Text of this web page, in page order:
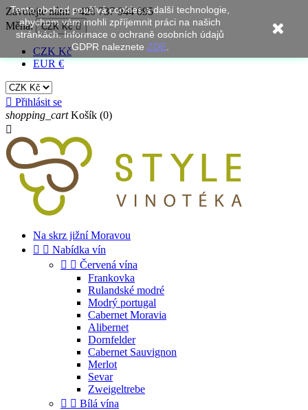
Zavolejte nám: +420 737 944 095
Měna:
CZK Kč 
CZK Kč
EUR €
 Přihlásit se
shopping_cart Košík (0)

Na skrz jižní Moravou
  Nabídka vín
  Červená vína
Frankovka
Rulandské modré
Modrý portugal
Cabernet Moravia
Alibernet
Dornfelder
Cabernet Sauvignon
Merlot
Sevar
Zweigeltrebe
  Bílá vína
Tento obchod používá cookies a další technologie,
abychom vám mohli zpříjemnit práci na našich
stránkách. Informace o ochraně osobních údajů
GDPR naleznete ZDE.